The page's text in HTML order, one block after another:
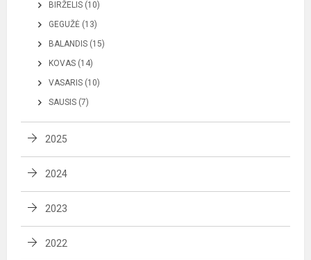
BIRŽELIS (10)
GEGUŽĖ (13)
BALANDIS (15)
KOVAS (14)
VASARIS (10)
SAUSIS (7)
2025
2024
2023
2022